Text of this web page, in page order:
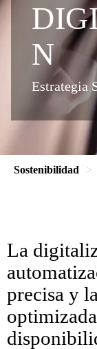
N
Estrategia
Sostenibilidad
La
precisa y